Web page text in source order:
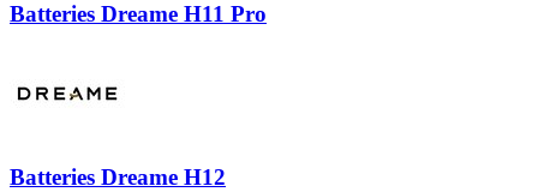
Batteries Dreame H11 Pro
Batteries Dreame H12